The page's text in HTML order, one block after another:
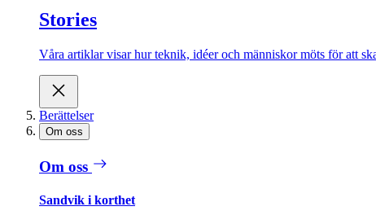
Stories
Våra artiklar visar hur teknik, idéer och människor möts för att
Berättelser
Om oss
Om oss
Sandvik i korthet